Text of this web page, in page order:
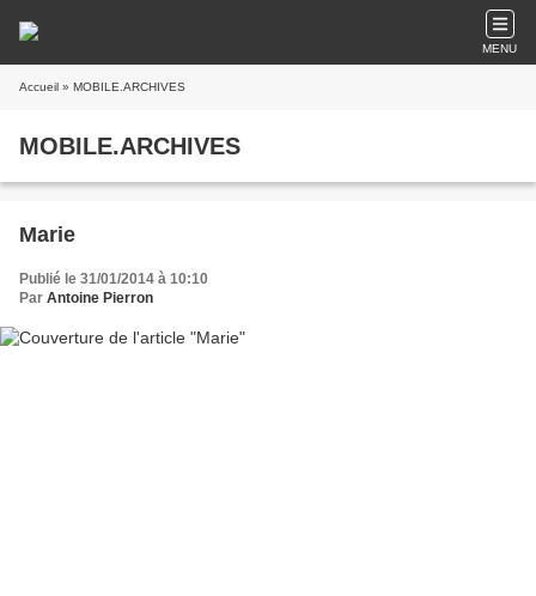
MENU
Accueil » MOBILE.ARCHIVES
MOBILE.ARCHIVES
Marie
Publié le 31/01/2014 à 10:10
Par Antoine Pierron